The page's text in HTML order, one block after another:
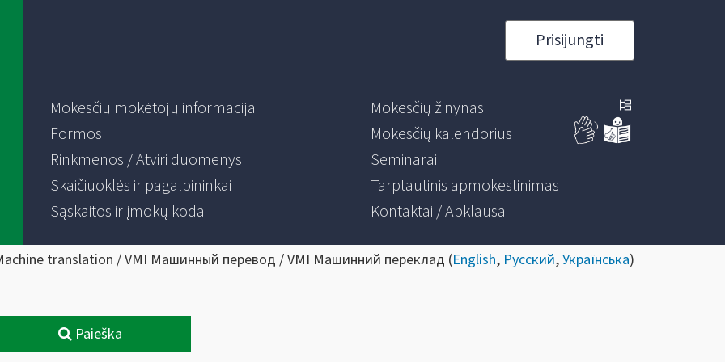
Prisijungti
Mokesčių mokėtojų informacija
Formos
Rinkmenos / Atviri duomenys
Skaičiuoklės ir pagalbininkai
Sąskaitos ir įmokų kodai
Mokesčių žinynas
Mokesčių kalendorius
Seminarai
Tarptautinis apmokestinimas
Kontaktai / Apklausa
translation / VMI Машинный перевод / VMI Машинний переклад (English, Русский,Українська)
Paieška